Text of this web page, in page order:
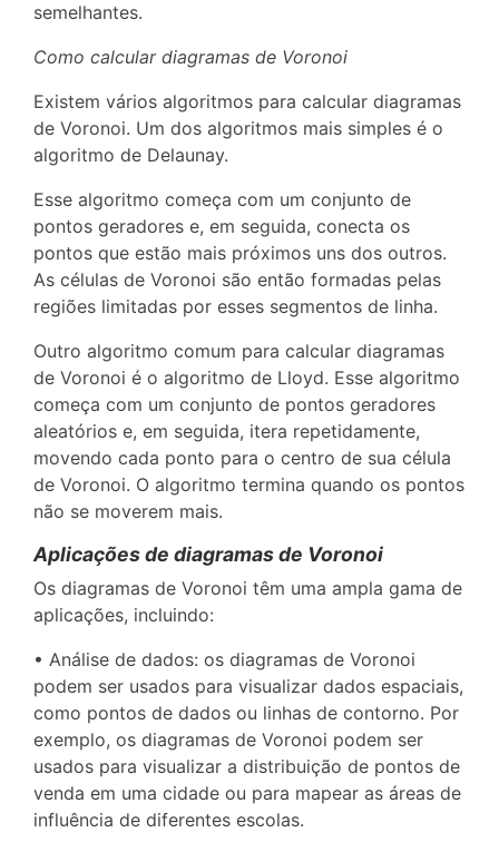
semelhantes.
Como calcular diagramas de Voronoi
Existem vários algoritmos para calcular diagramas
de Voronoi. Um dos algoritmos mais simples é o
algoritmo de Delaunay.
Esse algoritmo começa com um conjunto de
pontos geradores e, em seguida, conecta os
pontos que estão mais próximos uns dos outros.
As células de Voronoi são então formadas pelas
regiões limitadas por esses segmentos de linha.
Outro algoritmo comum para calcular diagramas
de Voronoi é o algoritmo de Lloyd. Esse algoritmo
começa com um conjunto de pontos geradores
aleatórios e, em seguida, itera repetidamente,
movendo cada ponto para o centro de sua célula
de Voronoi. O algoritmo termina quando os pontos
não se moverem mais.
Aplicações de diagramas de Voronoi
Os diagramas de Voronoi têm uma ampla gama de
aplicações, incluindo:
• Análise de dados: os diagramas de Voronoi
podem ser usados para visualizar dados espaciais,
como pontos de dados ou linhas de contorno. Por
exemplo, os diagramas de Voronoi podem ser
usados para visualizar a distribuição de pontos de
venda em uma cidade ou para mapear as áreas de
influência de diferentes escolas.